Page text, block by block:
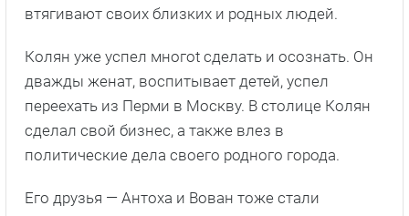
втягивают своих близких и родных людей.
Колян уже успел многоt сделать и осознать. Он
дважды женат, воспитывает детей, успел
переехать из Перми в Москву. В столице Колян
сделал свой бизнес, а также влез в
политические дела своего родного города.
Его друзья — Антоха и Вован тоже стали